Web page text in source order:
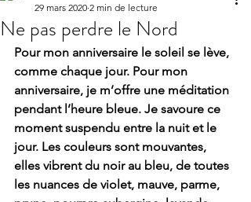
Ne pas perdre le Nord
29 mars 2020 2 min de lecture
Pour mon anniversaire le soleil se lève,
comme chaque jour. Pour mon
anniversaire, je m’offre une méditation
pendant l’heure bleue. Je savoure ce
moment suspendu entre la nuit et le
jour. Les couleurs sont mouvantes,
elles vibrent du noir au bleu, de toutes
les nuances de violet, mauve, parme,